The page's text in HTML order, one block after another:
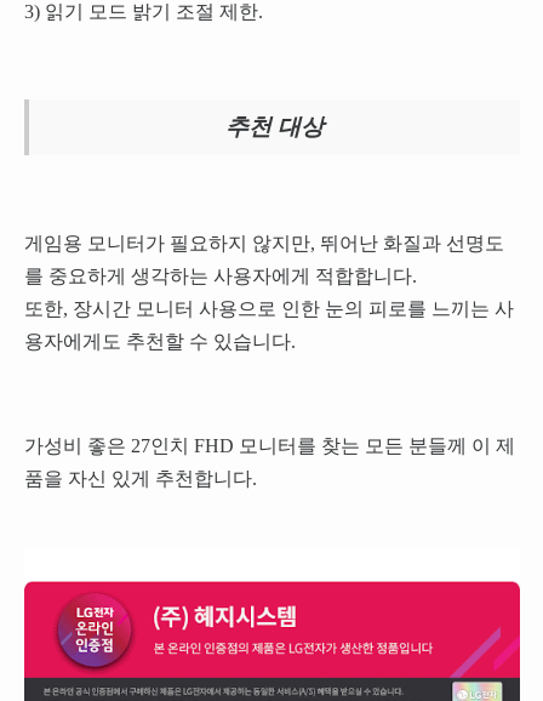
3) 읽기 모드 밝기 조절 제한.
추천 대상
게임용 모니터가 필요하지 않지만, 뛰어난 화질과 선명도
를 중요하게 생각하는 사용자에게 적합합니다.
또한, 장시간 모니터 사용으로 인한 눈의 피로를 느끼는 사
용자에게도 추천할 수 있습니다.
가성비 좋은 27인치 FHD 모니터를 찾는 모든 분들께 이 제
품을 자신 있게 추천합니다.